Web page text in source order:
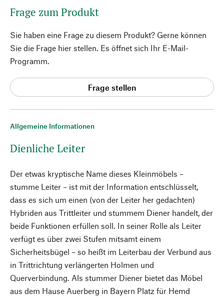
Allgemeine Informationen
Dienliche Leiter
Der etwas kryptische Name dieses Kleinmöbels –
stumme Leiter – ist mit der Information entschlüsselt,
dass es sich um einen (von der Leiter her gedachten)
Hybriden aus Trittleiter und stummem Diener handelt, der
beide Funktionen erfüllen soll. In seiner Rolle als Leiter
verfügt es über zwei Stufen mitsamt einem
Sicherheitsbügel – so heißt im Leiterbau der Verbund aus
in Trittrichtung verlängerten Holmen und
Querverbindung. Als stummer Diener bietet das Möbel
aus dem Hause Auerberg in Bayern Platz für Hemd
Frage zum Produkt
Sie haben eine Frage zu diesem Produkt? Gerne können
Sie die Frage hier stellen. Es öffnet sich Ihr E-Mail-
Programm.
Frage stellen